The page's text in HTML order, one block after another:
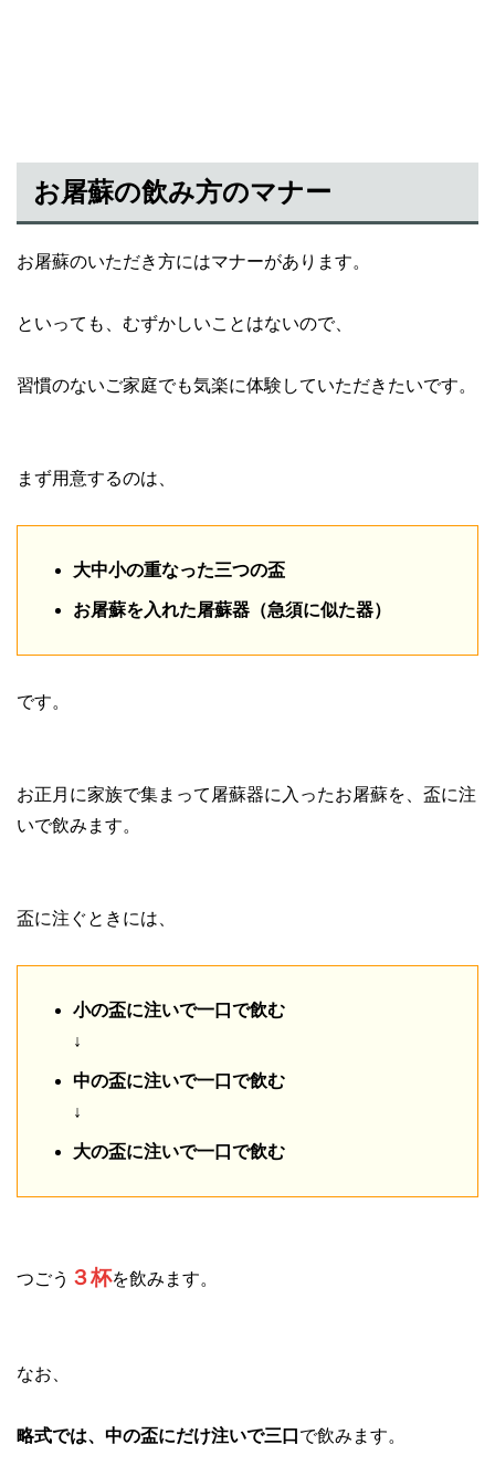
お屠蘇の飲み方のマナー
お屠蘇のいただき方にはマナーがあります。
といっても、むずかしいことはないので、
習慣のないご家庭でも気楽に体験していただきたいです。
まず用意するのは、
大中小の重なった三つの盃
お屠蘇を入れた屠蘇器（急須に似た器）
です。
お正月に家族で集まって屠蘇器に入ったお屠蘇を、盃に注
いで飲みます。
盃に注ぐときには、
小の盃に注いで一口で飲む
↓
中の盃に注いで一口で飲む
↓
大の盃に注いで一口で飲む
つごう ３杯を飲みます。
なお、
略式では、中の盃にだけ注いで三口 で飲みます。